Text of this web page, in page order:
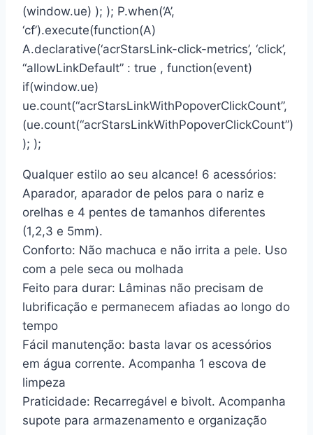
(window.ue) ); ); P.when(‘A’,
‘cf’).execute(function(A)
A.declarative(‘acrStarsLink-click-metrics’, ‘click’,
“allowLinkDefault” : true , function(event)
if(window.ue)
ue.count(“acrStarsLinkWithPopoverClickCount”,
(ue.count(“acrStarsLinkWithPopoverClickCount”)
); );
Qualquer estilo ao seu alcance! 6 acessórios:
Aparador, aparador de pelos para o nariz e
orelhas e 4 pentes de tamanhos diferentes
(1,2,3 e 5mm).
Conforto: Não machuca e não irrita a pele. Uso
com a pele seca ou molhada
Feito para durar: Lâminas não precisam de
lubrificação e permanecem afiadas ao longo do
tempo
Fácil manutenção: basta lavar os acessórios
em água corrente. Acompanha 1 escova de
limpeza
Praticidade: Recarregável e bivolt. Acompanha
supote para armazenamento e organização